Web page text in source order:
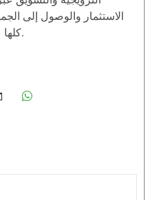
الاستثمار والوصول إلى
كلها عوامل مهمة لنجاح مبيعات الأراضي.